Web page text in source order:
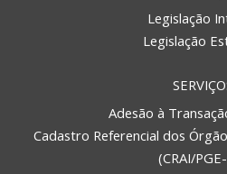
Legislação
Legislação
Adesão à
Cadastro Referencial dos
(CRAI/